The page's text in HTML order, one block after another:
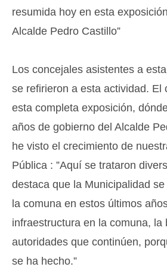
resumida hoy en esta
Alcalde Pedro Castillo”
Los concejales asistentes a
se refirieron a esta actividad. El
esta completa exposición,
años de gobierno del Alcalde
he visto el crecimiento de
Pública : ”Aquí se trataron
destaca que la Municipalidad
la comuna en estos últimos
infraestructura en la comuna,
autoridades que continúen,
se ha hecho.”